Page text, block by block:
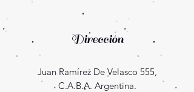
Dirección
Juan Ramírez De Velasco 555,
C.A.B.A. Argentina.